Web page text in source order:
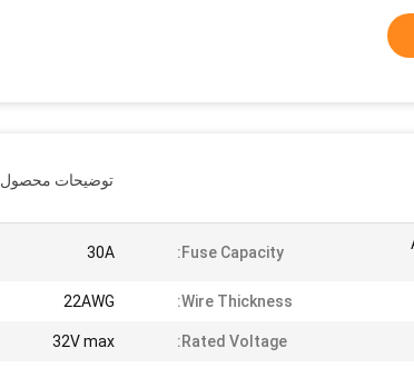
توضیحات محصول
Fuse Capacity:
30A
Wire Thickness:
22AWG
Rated Voltage:
32V max